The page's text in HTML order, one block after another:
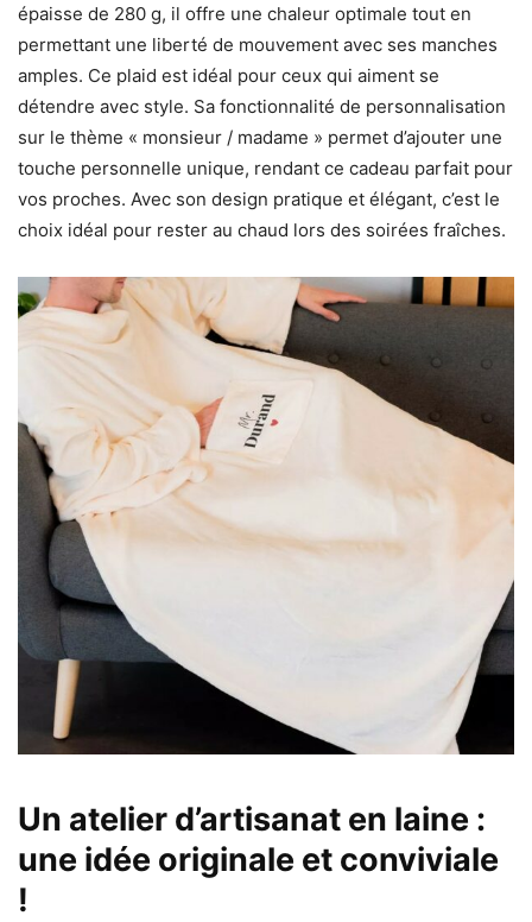
épaisse de 280 g, il offre une chaleur optimale tout en
permettant une liberté de mouvement avec ses manches
amples. Ce plaid est idéal pour ceux qui aiment se
détendre avec style. Sa fonctionnalité de personnalisation
sur le thème « monsieur / madame » permet d’ajouter une
touche personnelle unique, rendant ce cadeau parfait pour
vos proches. Avec son design pratique et élégant, c’est le
choix idéal pour rester au chaud lors des soirées fraîches.
Un atelier d’artisanat en laine :
une idée originale et conviviale
!